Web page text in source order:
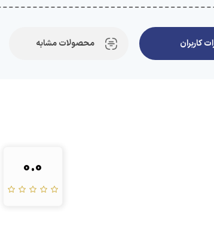
کاربران محصولات مشابه
0.0